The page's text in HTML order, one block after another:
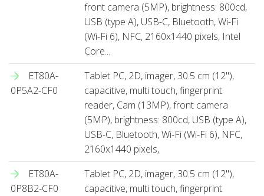
front camera (5MP), brightness: 800cd,
USB (type A), USB-C, Bluetooth, Wi-Fi
(Wi-Fi 6), NFC, 2160x1440 pixels, Intel
Core...
ET80A-
0P5A2-CF0
Tablet PC, 2D, imager, 30.5 cm (12''),
capacitive, multi touch, fingerprint
reader, Cam (13MP), front camera
(5MP), brightness: 800cd, USB (type A),
USB-C, Bluetooth, Wi-Fi (Wi-Fi 6), NFC,
2160x1440 pixels,
ET80A-
0P8B2-CF0
Tablet PC, 2D, imager, 30.5 cm (12''),
capacitive, multi touch, fingerprint